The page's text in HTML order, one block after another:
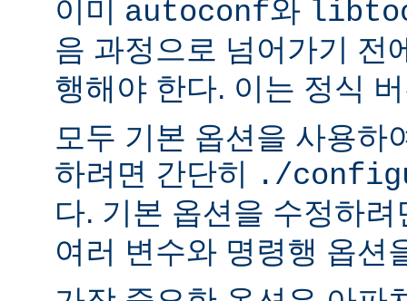
이미 autoconf와
음 과정으로 넘어가기 전
행해야 한다. 이는 정식
모두 기본 옵션을 사용하
하려면 간단히 ./
다. 기본 옵션을 수정하
여러 변수와 명령행 옵션